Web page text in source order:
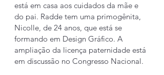
está em casa aos cuidados da mãe e
do pai. Radde tem uma primogênita,
Nicolle, de 24 anos, que está se
formando em Design Gráfico. A
ampliação da licença paternidade está
em discussão no Congresso Nacional.